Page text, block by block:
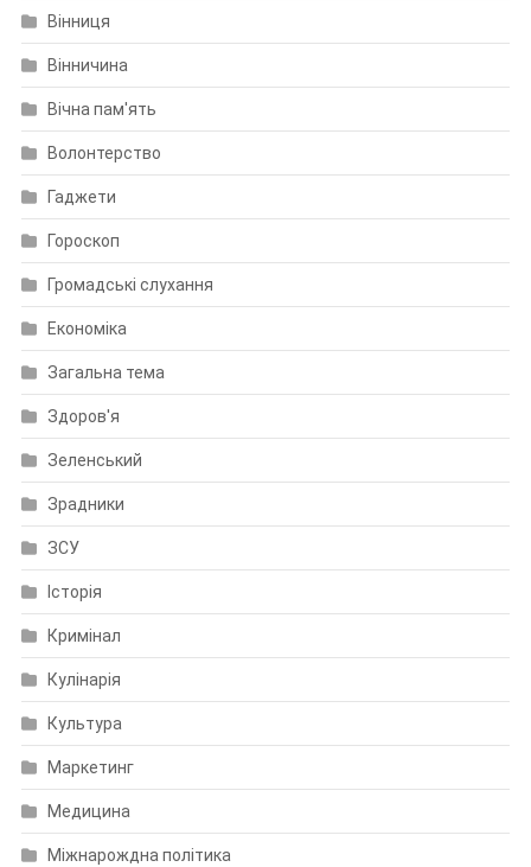
Вінниця
Вінничина
Вічна пам'ять
Волонтерство
Гаджети
Гороскоп
Громадські слухання
Економіка
Загальна тема
Здоров'я
Зеленський
Зрадники
ЗСУ
Історія
Кримінал
Кулінарія
Культура
Маркетинг
Медицина
Міжнарождна політика